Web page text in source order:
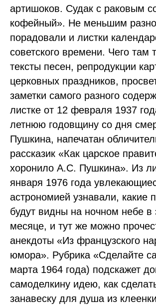
артишоков. Судак с раковым
кофейный». Не меньшим
порадовали и листки
советского времени. Чего там
тексты песен, репродукции
церковных праздников,
заметки самого разного
листке от 12 февраля 1937
летнюю годовщину со дня
Пушкина, напечатан
рассказик «Как царское
хоронило А.С. Пушкина». Из
января 1976 года
астрономией узнавали, какие
будут видны на ночном небе в
месяце, и тут же можно
анекдоты «Из французского
юмора». Рубрика «Сделайте
марта 1964 года) подскажет
самоделкину идею, как
занавеску для душа из